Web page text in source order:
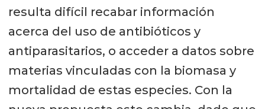
resulta difícil recabar información
acerca del uso de antibióticos y
antiparasitarios, o acceder a datos sobre
materias vinculadas con la biomasa y
mortalidad de estas especies. Con la